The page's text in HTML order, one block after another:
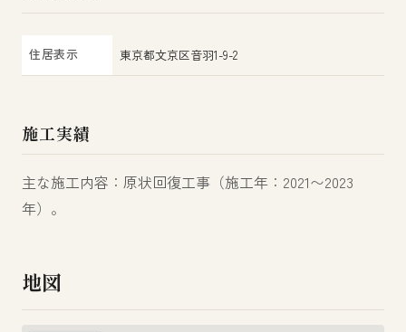
住居表示 東京都文京区音羽1-9-2
施工実績
主な施工内容：原状回復工事（施工年：2021〜2023
年）。
地図